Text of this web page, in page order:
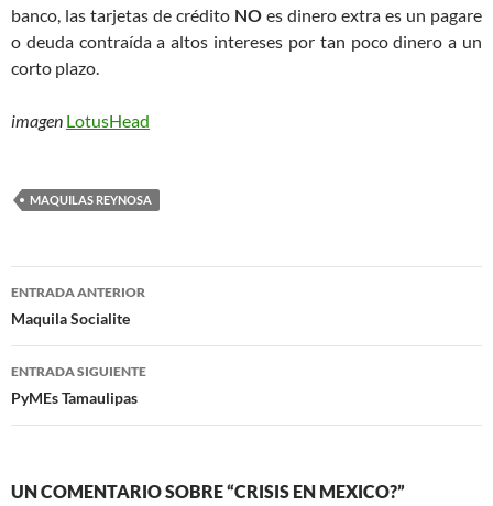
banco, las tarjetas de crédito NO es dinero extra es un pagare
o deuda contraída a altos intereses por tan poco dinero a un
corto plazo.
imagen LotusHead
MAQUILAS REYNOSA
Navegación
de
entradas
ENTRADA ANTERIOR
Maquila Socialite
ENTRADA SIGUIENTE
PyMEs Tamaulipas
UN COMENTARIO SOBRE “CRISIS EN MEXICO?”